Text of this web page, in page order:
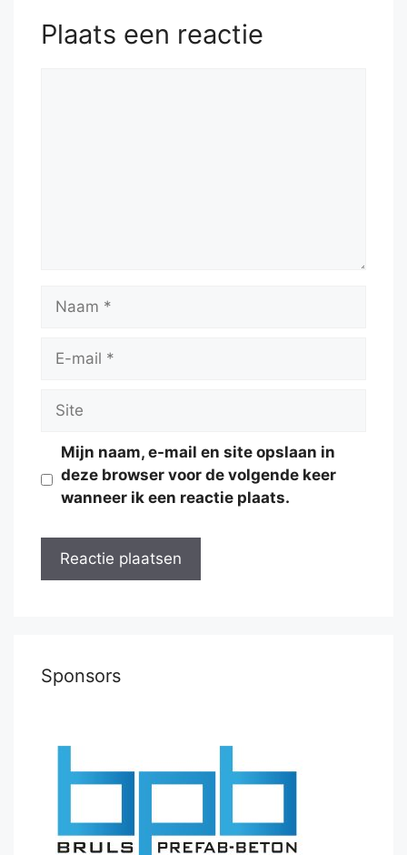
Plaats een reactie
Naam
Site
Mijn naam, e-mail en site opslaan in
deze browser voor de volgende keer
wanneer ik een reactie plaats.
Sponsors